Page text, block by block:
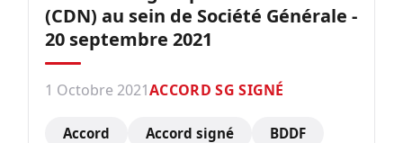
(CDN) au sein de Société Générale -
20 septembre 2021
1 Octobre 2021ACCORD SG SIGNÉ
Accord Accord signé
BDDF